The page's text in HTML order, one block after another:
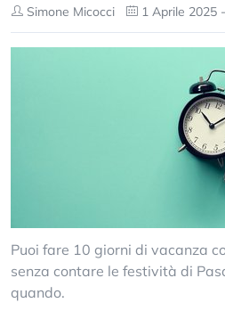
Simone Micocci 1 Aprile 2025
Puoi fare 10 giorni di vacanza
senza contare le festività di
quando.